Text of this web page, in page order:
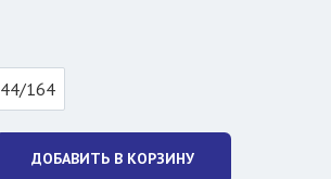
44/164
ДОБАВИТЬ В КОРЗИНУ